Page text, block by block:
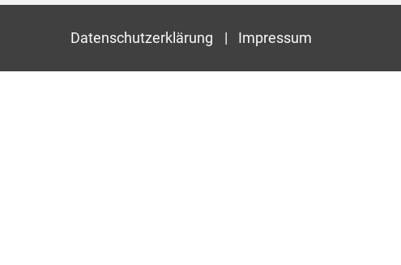
Datenschutzerklärung Impressum